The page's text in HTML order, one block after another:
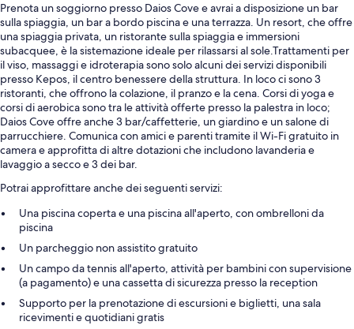
Prenota un soggiorno presso Daios Cove e avrai a disposizione un bar
sulla spiaggia, un bar a bordo piscina e una terrazza. Un resort, che offre
una spiaggia privata, un ristorante sulla spiaggia e immersioni
subacquee, è la sistemazione ideale per rilassarsi al sole.Trattamenti per
il viso, massaggi e idroterapia sono solo alcuni dei servizi disponibili
presso Kepos, il centro benessere della struttura. In loco ci sono 3
ristoranti, che offrono la colazione, il pranzo e la cena. Corsi di yoga e
corsi di aerobica sono tra le attività offerte presso la palestra in loco;
Daios Cove offre anche 3 bar/caffetterie, un giardino e un salone di
parrucchiere. Comunica con amici e parenti tramite il Wi-Fi gratuito in
camera e approfitta di altre dotazioni che includono lavanderia e
lavaggio a secco e 3 dei bar.
Potrai approfittare anche dei seguenti servizi:
Una piscina coperta e una piscina all'aperto, con ombrelloni da
piscina
Un parcheggio non assistito gratuito
Un campo da tennis all'aperto, attività per bambini con supervisione
(a pagamento) e una cassetta di sicurezza presso la reception
Supporto per la prenotazione di escursioni e biglietti, una sala
ricevimenti e quotidiani gratis